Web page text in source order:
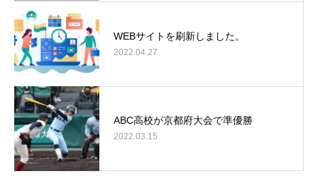
WEBサイトを刷新しました。
2022.04.27
ABC高校が京都府大会で準優勝
2022.03.15